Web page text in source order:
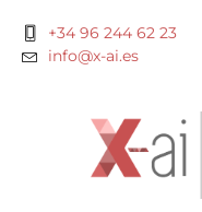
+34 96 244 62 23
info@x-ai.es